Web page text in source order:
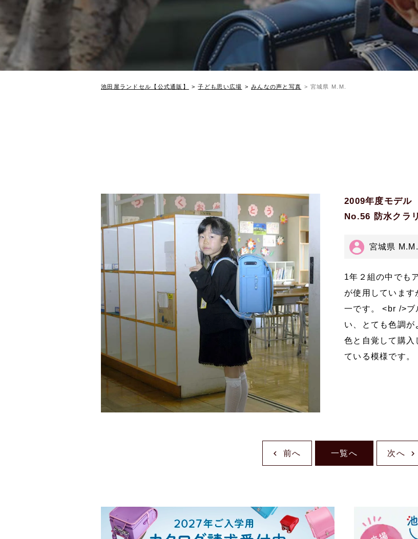
池田屋ランドセル【公式通販】 子ども思い広場 みんなの声と写真 宮城県 M.M.
2009年度モデル
No.56 防水クラ
宮城県
1年２組の中でも
が使用していま
一です。 <br />ブ
い、とても色調
色と自覚して購
ている模様です。
前へ 次へ
一覧へ